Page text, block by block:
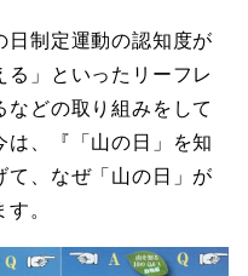
日制定運動の認知度が
る」といったリーフレ
などの取り組みをして
は、『「山の日」を知
て、なぜ「山の日」が
。